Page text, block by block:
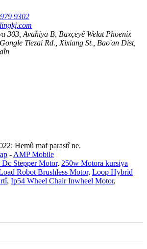
9302
303, Avahiya B, Baxçeyê Welat Phoenix
Tiezai Rd., Xixiang St., Bao'an Dist,
Hemû maf parastî ne.
- AMP Mobile
Dc Stepper Motor, 250w Motora kursiya
Robot Brushless Motor, Loop Hybrid
, Ip54 Wheel Chair Inwheel Motor,